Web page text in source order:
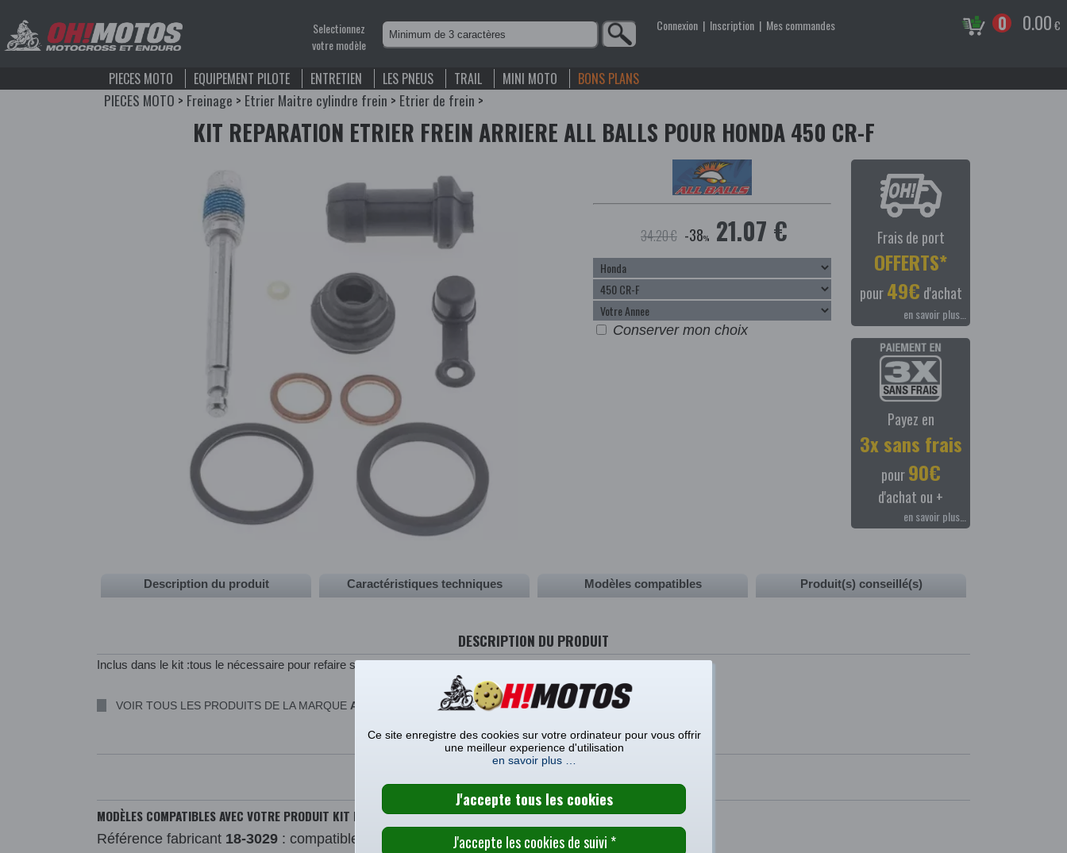
Selectionnez
votre modèle
Connexion| Inscription| Mes commandes 0 0.00€
PIECES MOTO EQUIPEMENT PILOTE ENTRETIEN LES PNEUS TRAIL MINI MOTO BONS PLANS
PIECES MOTO > Freinage > Etrier Maitre cylindre frein > Etrier de frein >
KIT REPARATION ETRIER FREIN ARRIERE ALL BALLS POUR HONDA 450 CR-F
34.20 € -38% 21.07 €
Conserver mon choix
Frais de port
OFFERTS*
pour49€ d'achat
en savoir plus…
Payez en
3x sans frais
pour90€
d'achat ou +
en savoir plus…
Description du produit Caractéristiques techniques Modèles compatibles Produit(s) conseillé(s)
DESCRIPTION DU PRODUIT
Inclus dans le kit :tous le nécessaire pour refaire son étrier de frein.
VOIR TOUS LES PRODUITS DE LA MARQUE ALL BALLS
CARACTÉRISTIQUES TECHNIQUE
MODÈLES COMPATIBLES
MODÈLES COMPATIBLES AVEC VOTRE PRODUIT KIT REPARATION ETRIER FREIN ARRIERE ALL BALLS HONDA 450 CR-F
Référence fabricant 18-3029 : compatible avec le(s) modèle(s)
Ce site enregistre des cookies sur votre ordinateur pour vous offrir
une meilleur experience d'utilisation
en savoir plus …